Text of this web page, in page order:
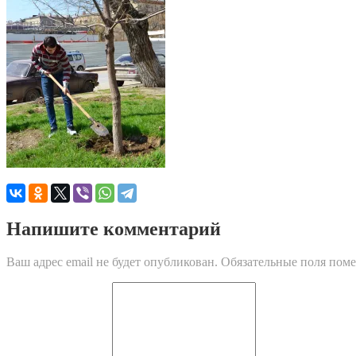
Напишите комментарий
Ваш адрес email не будет опубликован. Обязательные поля